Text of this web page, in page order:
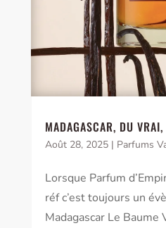
MADAGASCAR, DU
Août 28, 2025| Parfums
Lorsque Parfum
réf c’est toujours un
Madagascar Le Baume